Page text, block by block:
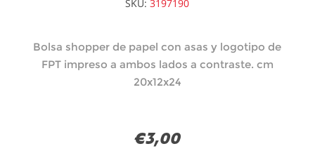
SKU: 3197190
Bolsa shopper de papel con asas y logotipo de
FPT impreso a ambos lados a contraste. cm
20x12x24
€3,00